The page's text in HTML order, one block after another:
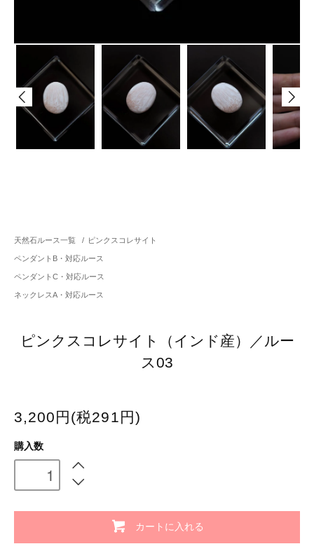
天然石ルース一覧 / ピンクスコレサイト
ペンダントB・対応ルース
ペンダントC・対応ルース
ネックレスA・対応ルース
ピンクスコレサイト（インド産）／ルー
ス03
3,200円(税291円)
購入数
カートに入れる